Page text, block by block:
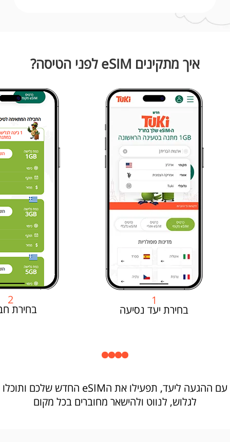
איך מתקינים eSIM לפני הטיסה?
1
בחירת יעד נסיעה
2
בחירת
עם ההגעה ליעד, תפעילו את הeSIM החדש שלכם ותוכלו
לגלוש, לנווט ולהישאר מחוברים בכל מקום